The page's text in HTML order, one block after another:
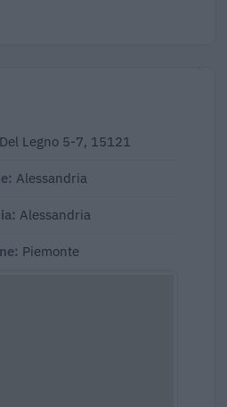
Legno 5-7, 15121
Alessandria
Alessandria
Piemonte